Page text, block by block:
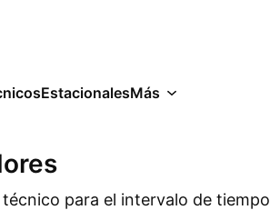
EstacionalesMás
para el intervalo de tiempo